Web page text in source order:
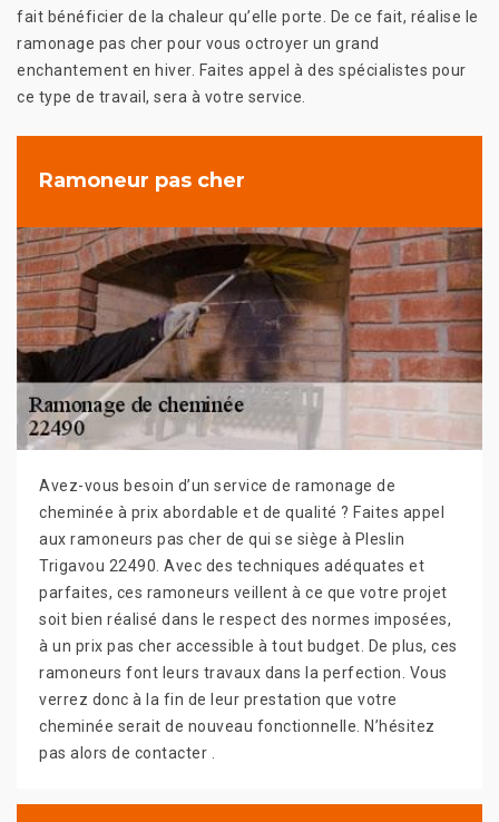
fait bénéficier de la chaleur qu’elle porte. De ce fait, réalise le
ramonage pas cher pour vous octroyer un grand
enchantement en hiver. Faites appel à des spécialistes pour
ce type de travail, sera à votre service.
Ramoneur pas cher
Avez-vous besoin d’un service de ramonage de
cheminée à prix abordable et de qualité ? Faites appel
aux ramoneurs pas cher de qui se siège à Pleslin
Trigavou 22490. Avec des techniques adéquates et
parfaites, ces ramoneurs veillent à ce que votre projet
soit bien réalisé dans le respect des normes imposées,
à un prix pas cher accessible à tout budget. De plus, ces
ramoneurs font leurs travaux dans la perfection. Vous
verrez donc à la fin de leur prestation que votre
cheminée serait de nouveau fonctionnelle. N’hésitez
pas alors de contacter .